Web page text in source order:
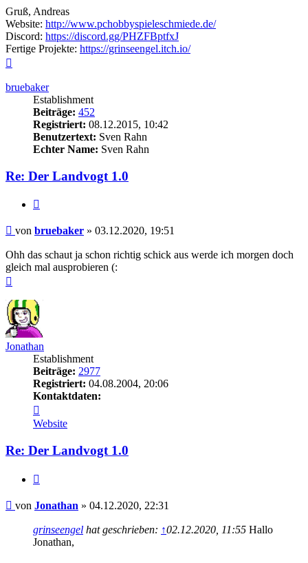
Gruß, Andreas
Website: http://www.pchobbyspieleschmiede.de/
Discord: https://discord.gg/PHZFBptfxJ
Fertige Projekte: https://grinseengel.itch.io/
bruebaker
Establishment
Beiträge: 452
Registriert: 08.12.2015, 10:42
Benutzertext: Sven Rahn
Echter Name: Sven Rahn
Re: Der Landvogt 1.0
Beitrag
von bruebaker » 03.12.2020, 19:51
Ohh das schaut ja schon richtig schick aus werde ich morgen doch
gleich mal ausprobieren (:
Jonathan
Establishment
Beiträge: 2977
Registriert: 04.08.2004, 20:06
Kontaktdaten:
von
Jonathan
Website
Re: Der Landvogt 1.0
Beitrag
von Jonathan » 04.12.2020, 22:31
grinseengel hat geschrieben: ↑02.12.2020, 11:55 Hallo
Jonathan,